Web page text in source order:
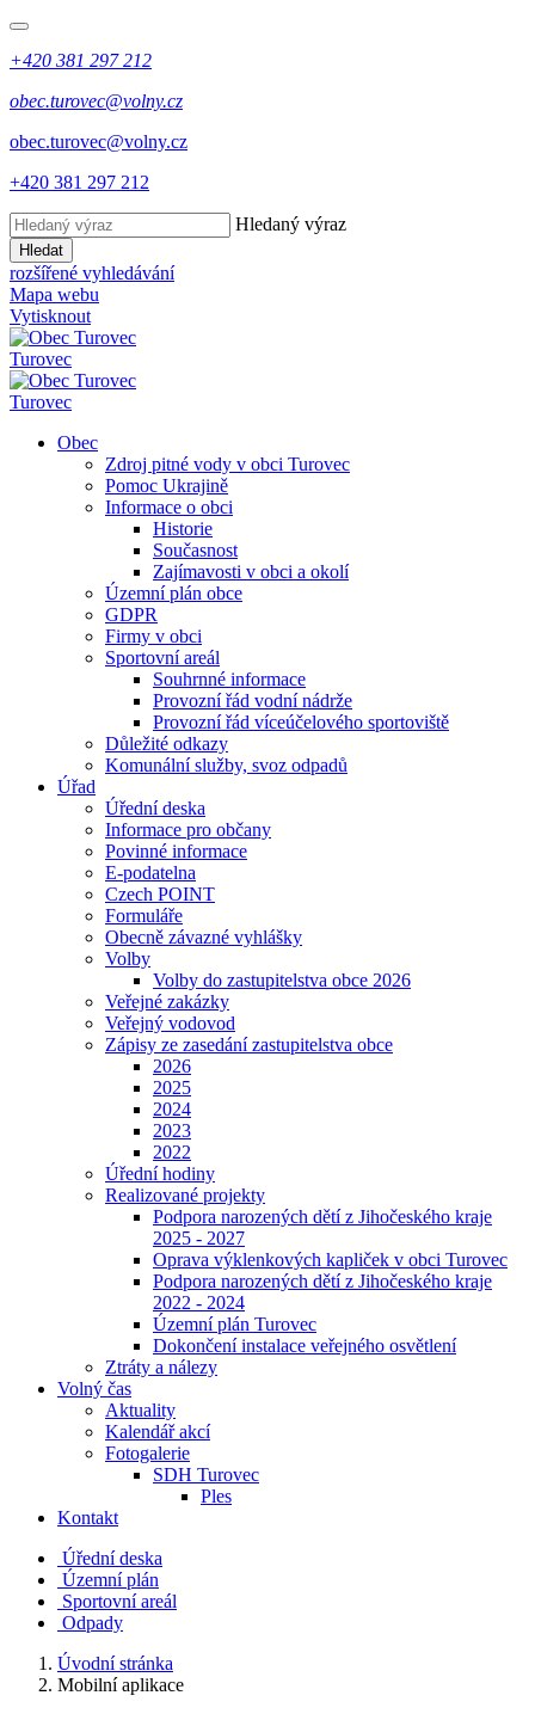
+420 381 297 212
obec.turovec@volny.cz
obec.turovec@volny.cz
+420 381 297 212
Hledaný výraz
Hledat
rozšířené vyhledávání
Mapa webu
Vytisknout
Turovec
Turovec
Obec
Zdroj pitné vody v obci Turovec
Pomoc Ukrajině
Informace o obci
Historie
Současnost
Zajímavosti v obci a okolí
Územní plán obce
GDPR
Firmy v obci
Sportovní areál
Souhrnné informace
Provozní řád vodní nádrže
Provozní řád víceúčelového sportoviště
Důležité odkazy
Komunální služby, svoz odpadů
Úřad
Úřední deska
Informace pro občany
Povinné informace
E-podatelna
Czech POINT
Formuláře
Obecně závazné vyhlášky
Volby
Volby do zastupitelstva obce 2026
Veřejné zakázky
Veřejný vodovod
Zápisy ze zasedání zastupitelstva obce
2026
2025
2024
2023
2022
Úřední hodiny
Realizované projekty
Podpora narozených dětí z Jihočeského kraje
2025 - 2027
Oprava výklenkových kapliček v obci Turovec
Podpora narozených dětí z Jihočeského kraje
2022 - 2024
Územní plán Turovec
Dokončení instalace veřejného osvětlení
Ztráty a nálezy
Volný čas
Aktuality
Kalendář akcí
Fotogalerie
SDH Turovec
Ples
Kontakt
Úřední deska
Územní plán
Sportovní areál
Odpady
Úvodní stránka
Mobilní aplikace